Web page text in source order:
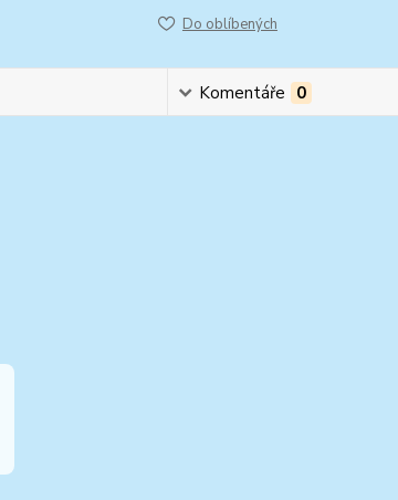
Do oblíbených
Komentáře 0